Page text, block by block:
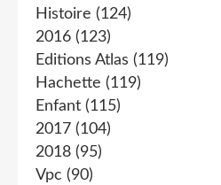
Histoire (124)
2016 (123)
Editions Atlas (119)
Hachette (119)
Enfant (115)
2017 (104)
2018 (95)
Vpc (90)